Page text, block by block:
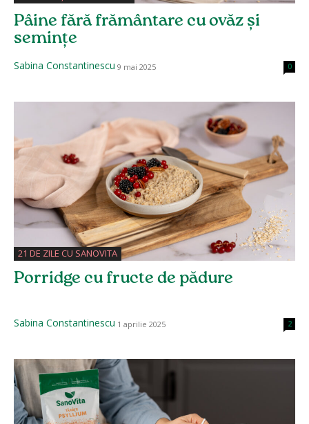
Pâine fără frământare cu ovăz și
semințe
Sabina Constantinescu 9 mai 2025 0
21 DE ZILE CU SANOVITA
Porridge cu fructe de pădure
Sabina Constantinescu 1 aprilie 2025 2